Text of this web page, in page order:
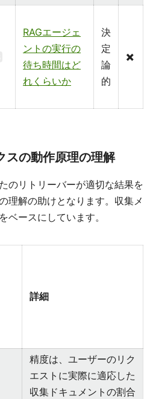
RAGエージェ
ントの実行の
待ち時間はど
れくらいか
決
定
論
的
✖️
スの動作原理の理解
のリトリーバーが適切な結果を
理解の助けとなります。収集メ
ベースにしています。
詳細
精度は、ユーザーのリク
エストに実際に適応した
収集ドキュメントの割合